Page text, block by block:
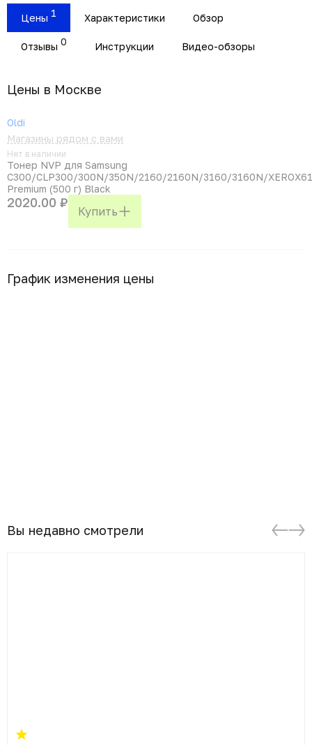
Цены 1 Характеристики Обзор
Отзывы 0 Инструкции Видео-обзоры
Цены в Москвe
Oldi
Магазины рядом с вами
Нет в наличии
Тонер NVP для Samsung
C300/CLP300/300N/350N/2160/2160N/3160/3160N/
Premium (500 г) Black
2020.00 ₽
Купить
График изменения цены
Вы недавно смотрели